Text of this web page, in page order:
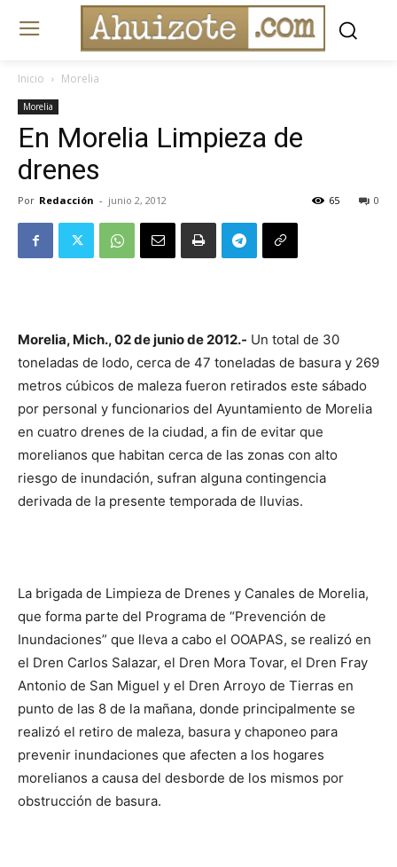
Inicio Morelia
Morelia
En Morelia Limpieza de
drenes
Por Redacción - junio 2, 2012 0
65
Morelia, Mich., 02 de junio de 2012.- Un total de 30
toneladas de lodo, cerca de 47 toneladas de basura y 269
metros cúbicos de maleza fueron retirados este sábado
por personal y funcionarios del Ayuntamiento de Morelia
en cuatro drenes de la ciudad, a fin de evitar que
morelianos que habitan cerca de las zonas con alto
riesgo de inundación, sufran alguna contingencia
derivada de la presente temporada de lluvias.
La brigada de Limpieza de Drenes y Canales de Morelia,
que forma parte del Programa de “Prevención de
Inundaciones” que lleva a cabo el OOAPAS, se realizó en
el Dren Carlos Salazar, el Dren Mora Tovar, el Dren Fray
Antonio de San Miguel y el Dren Arroyo de Tierras en
punto de las 8 de la mañana, donde principalmente se
realizó el retiro de maleza, basura y chaponeo para
prevenir inundaciones que afecten a los hogares
morelianos a causa del desborde de los mismos por
obstrucción de basura.